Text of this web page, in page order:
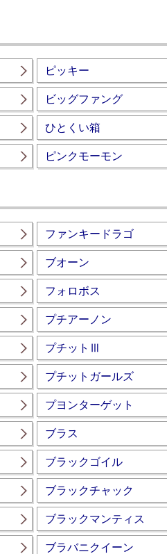
ピッキー
ビッグファング
ひとくい箱
ピンクモーモン
ファンキードラゴ
ブオーン
フォロボス
プチアーノン
プチットⅢ
プチットガールズ
プヨンターゲット
ブラス
ブラックゴイル
ブラックチャック
ブラックマンティス
ブラバニクイーン